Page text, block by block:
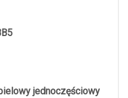
jednoczęściowy